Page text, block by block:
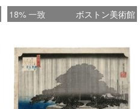
18% 一致 ボストン美術館